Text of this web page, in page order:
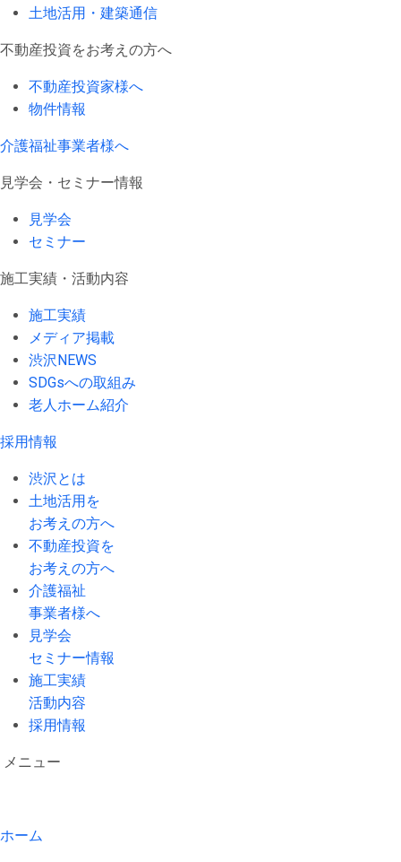
土地活用・建築通信
不動産投資をお考えの方へ
不動産投資家様へ
物件情報
介護福祉事業者様へ
見学会・セミナー情報
見学会
セミナー
施工実績・活動内容
施工実績
メディア掲載
渋沢NEWS
SDGsへの取組み
老人ホーム紹介
採用情報
渋沢とは
土地活用を
お考えの方へ
不動産投資を
お考えの方へ
介護福祉
事業者様へ
見学会
セミナー情報
施工実績
活動内容
採用情報
メニュー
ホーム